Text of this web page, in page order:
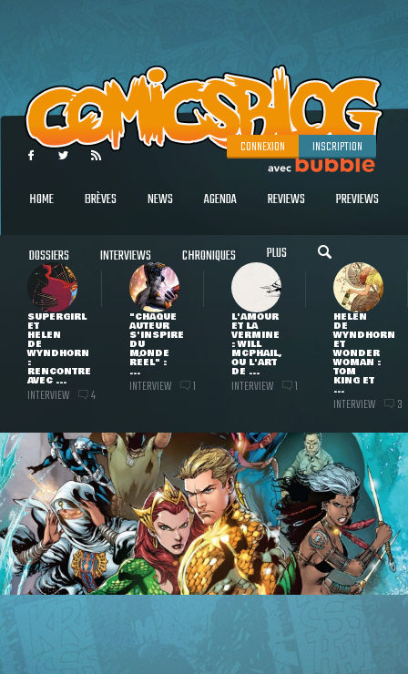
CONNEXION INSCRIPTION
HOME BRÈVES NEWS AGENDA REVIEWS PREVIEWS
DOSSIERS INTERVIEWS CHRONIQUES PLUS
SUPERGIRL
ET
HELEN
DE
WYNDHORN
:
RENCONTRE
AVEC ...
INTERVIEW 4
"CHAQUE
AUTEUR
S'INSPIRE
DU
MONDE
RÉEL" :
...
INTERVIEW 1
L'AMOUR
ET LA
VERMINE
: WILL
MCPHAIL,
OU L'ART
DE ...
INTERVIEW 1
HELEN
DE
WYNDHORN
ET
WONDER
WOMAN :
TOM
KING ET
...
INTERVIEW 3